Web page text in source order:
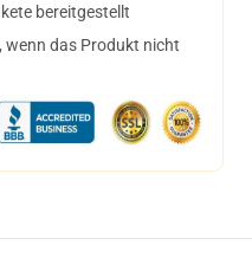
bereitgestellt
das Produkt nicht